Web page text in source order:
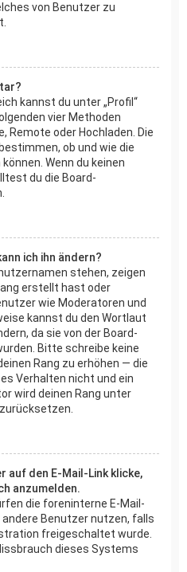
von Benutzer zu
kannst du unter „Profil“
vier Methoden
Remote oder Hochladen. Die
ob und wie die
Wenn du keinen
du die Board-
ich ihn ändern?
stehen, zeigen
erstellt hast oder
wie Moderatoren und
kannst du den Wortlaut
da sie von der Board-
Bitte schreibe keine
Rang zu erhöhen — die
Verhalten nicht und ein
wird deinen Rang unter
auf den E-Mail-Link klicke,
anzumelden.
die foreninterne E-Mail-
Benutzer nutzen, falls
freigeschaltet wurde.
dieses Systems